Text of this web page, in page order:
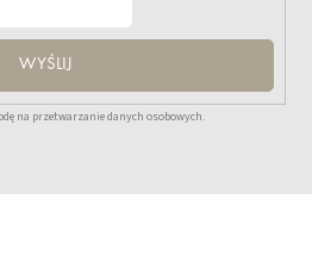
WYŚLIJ
na przetwarzanie danych osobowych.